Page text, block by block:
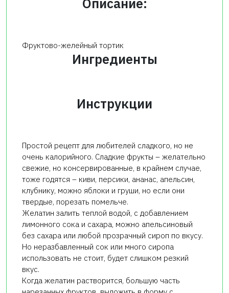
Описание:
Фруктово-желейный тортик
Ингредиенты
Инструкции
Простой рецепт для любителей сладкого, но не
очень калорийного. Сладкие фрукты – желательно
свежие, но консервированные, в крайнем случае,
тоже годятся – киви, персики, ананас, апельсин,
клубнику, можно яблоки и груши, но если они
твердые, порезать помельче.
Желатин залить теплой водой, с добавлением
лимонного сока и сахара, можно апельсиновый
без сахара или любой прозрачный сироп по вкусу.
Но неразбавленный сок или много сиропа
использовать не стоит, будет слишком резкий
вкус.
Когда желатин растворится, большую часть